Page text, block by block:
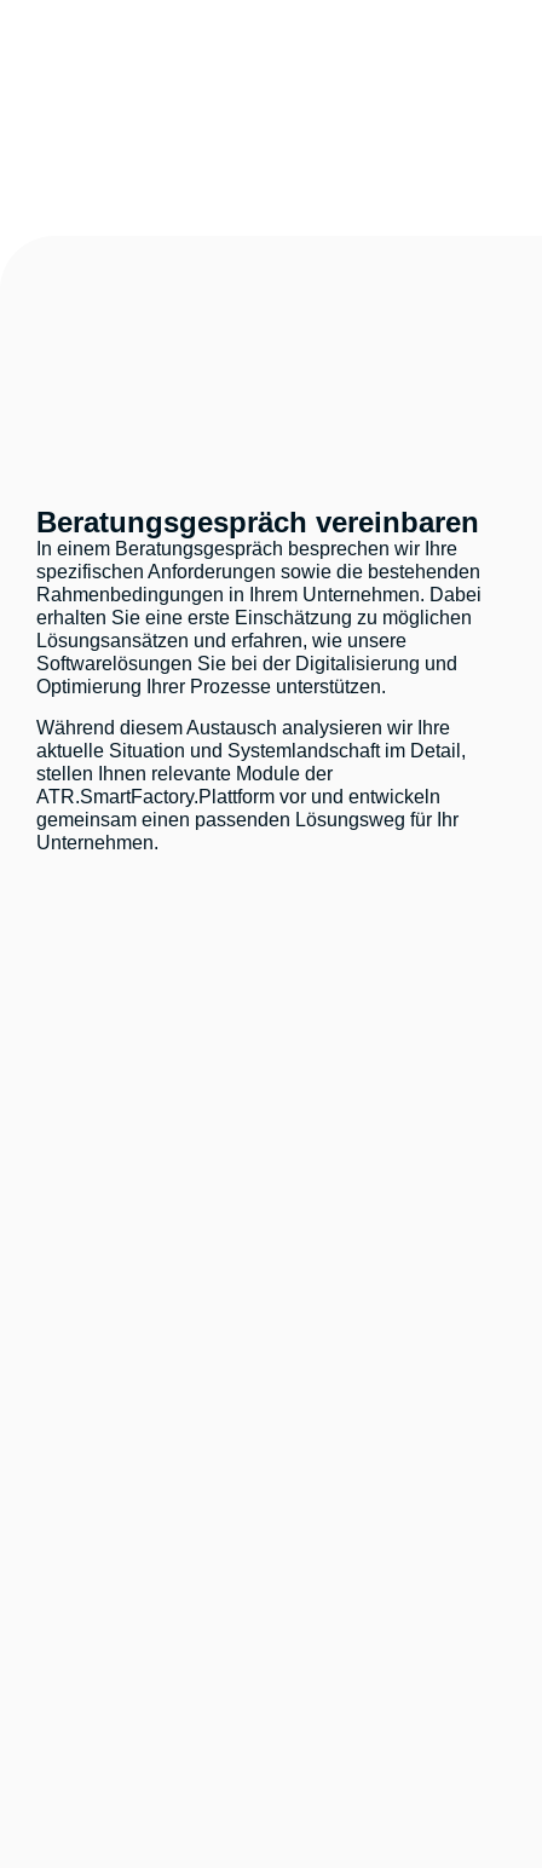
Beratungsgespräch vereinbaren
In einem Beratungsgespräch besprechen wir Ihre
spezifischen Anforderungen sowie die bestehenden
Rahmenbedingungen in Ihrem Unternehmen. Dabei
erhalten Sie eine erste Einschätzung zu möglichen
Lösungsansätzen und erfahren, wie unsere
Softwarelösungen Sie bei der Digitalisierung und
Optimierung Ihrer Prozesse unterstützen.
Während diesem Austausch analysieren wir Ihre
aktuelle Situation und Systemlandschaft im Detail,
stellen Ihnen relevante Module der
ATR.SmartFactory.Plattform vor und entwickeln
gemeinsam einen passenden Lösungsweg für Ihr
Unternehmen.